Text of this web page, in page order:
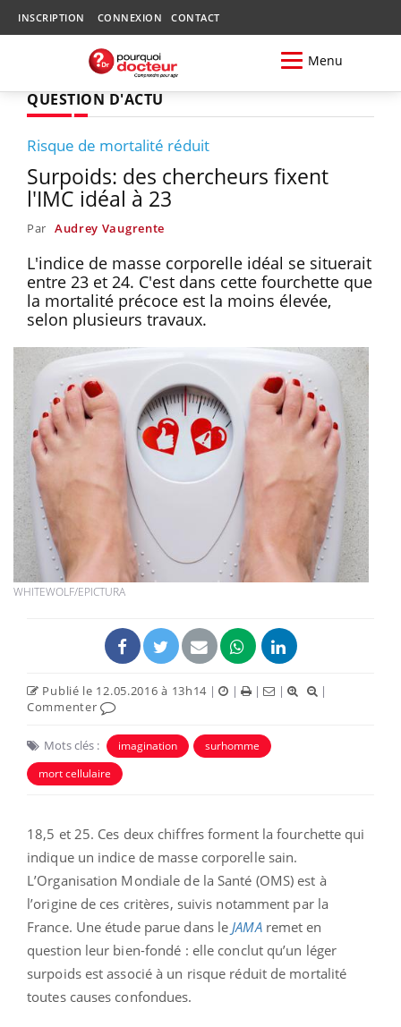
INSCRIPTION CONNEXION CONTACT
Menu
QUESTION D'ACTU
Risque de mortalité réduit
Surpoids: des chercheurs fixent
l'IMC idéal à 23
Par Audrey Vaugrente
L'indice de masse corporelle idéal se situerait
entre 23 et 24. C'est dans cette fourchette que
la mortalité précoce est la moins élevée,
selon plusieurs travaux.
WHITEWOLF/EPICTURA
Publié le 12.05.2016 à 13h14 | | | |
|
Commenter
Mots clés : imagination
surhomme
mort cellulaire
18,5 et 25. Ces deux chiffres forment la fourchette qui
indique un indice de masse corporelle sain.
L’Organisation Mondiale de la Santé (OMS) est à
l’origine de ces critères, suivis notamment par la
France. Une étude parue dans le JAMA remet en
question leur bien-fondé : elle conclut qu’un léger
surpoids est associé à un risque réduit de mortalité
toutes causes confondues.